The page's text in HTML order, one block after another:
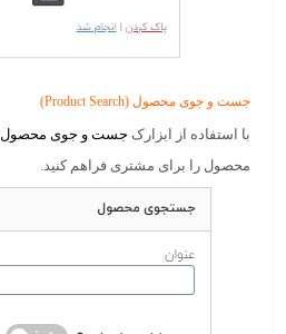
جست و جوی محصول (Product Search)
با استفاده از ابزارک جست و جوی محصول
محصول را برای مشتری فراهم کنید.